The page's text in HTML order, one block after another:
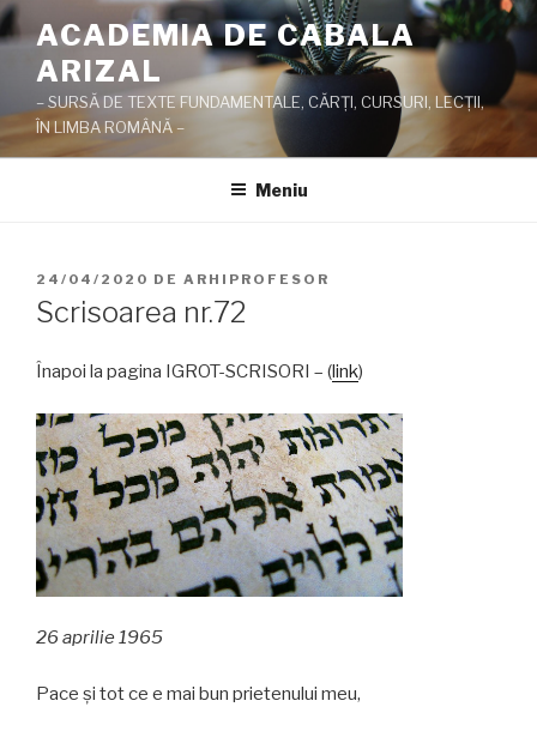
Sari
la
conținut
ACADEMIA DE CABALA
ARIZAL
– SURSĂ DE TEXTE FUNDAMENTALE, CĂRŢI, CURSURI, LECŢII,
ÎN LIMBA ROMÂNĂ –
Meniu
PUBLICAT
PE
24/04/2020 DE ARHIPROFESOR
Scrisoarea nr.72
Înapoi la pagina IGROT-SCRISORI – (link)
26 aprilie 1965
Pace și tot ce e mai bun prietenului meu,